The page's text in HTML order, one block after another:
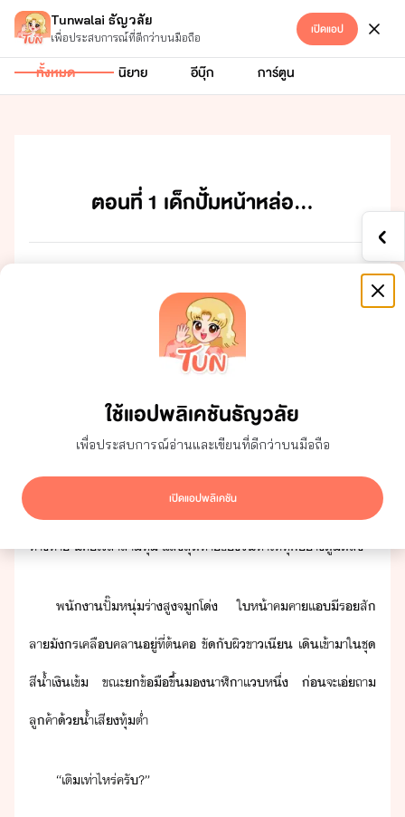
Tunwalai ธัญวลัย
เพื่อประสบการณ์ที่ดีกว่าบนมือถือ เปิดแอป
ใช้แอปพลิเคชันธัญวลัย
เพื่อประสบการณ์อ่านและเขียนที่ดีกว่าบนมือถือ
เปิดแอปพลิเคชัน
Hetero
เข้าสู่ระบบ
ทั้งหมด
นิยาย อีบุ๊ก การ์ตูน
ตอนที่ 1 เด็กปั้มหน้าหล่อ...
ตที่​ ​1​ ​เ็​ปั้​ห้า​หล่​...
แสไฟ​ใ​ปั๊​ส่​ุ่​ ​ๆ​ ​ท่าลา​ถ​ที่​เริ่​เี​...
ั​ี่สิ​ปี​ล​ระจ​ล​เพื่​สู​าาศ​เ็​ๆ​ ​เสี​เครื่ต์​ร​ๆ​ ​เริ่​
ห่า​หา​ ​ี่​คื​เลา​สา​ทุ่​ ​แส​สุท้า​ข​ัทำ​ให้​ทุ่า​ู​ื​ล
พัา​ปั๊​หุ่​ร่า​สู​จูโ่​ ​ให้า​คคา​เเ​ี​รสั​
ลา​ัร​เคลื​คลา​ู่​ที่​ต้ค​ ​ขั​ั​ผิขา​เี​ ​เิ​เข้าา​ใ​ชุ​
สี้ำเิ​เข้​ ​ขณะ​​ข้ื​ขึ้​​าฬิา​แ​หึ่​ ​่​จะ​เ่​ถา​
ลูค้า​้​้ำเสี​ทุ้​ต่ำ
“​เติ​เท่าไหร่​ครั​?​”